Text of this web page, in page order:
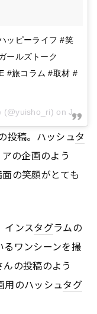
ッピーライフ #笑
ールズトーク
#旅コラム #取材 #
(@yuisho_ri) onJul 21, 2016 at 3:32am PDT
投稿。ハッシュタ
の企画のよう
の笑顔がとても
インスタグラムの
るワンシーンを撮
の投稿のよう
用のハッシュタグ